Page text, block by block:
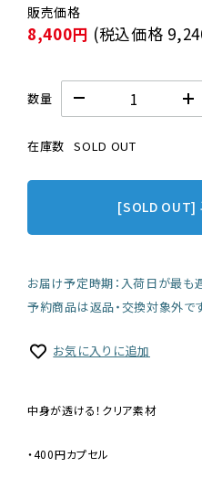
8,400円 (税込価格
数量
在庫数 SOLD OUT
[SOLD OUT]
お届け予定時期：入荷日が最
予約商品は返品・交換対象外です
お気に入りに追加
中身が透ける！クリア素材
・400円カプセル